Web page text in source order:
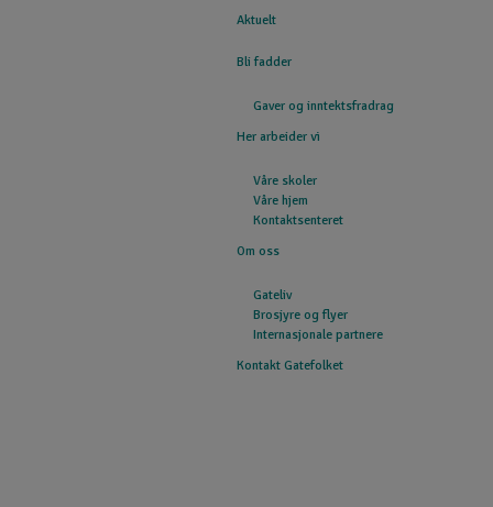
Aktuelt
Bli fadder
Gaver og inntektsfradrag
Her arbeider vi
Våre skoler
Våre hjem
Kontaktsenteret
Om oss
Gateliv
Brosjyre og flyer
Internasjonale partnere
Kontakt Gatefolket